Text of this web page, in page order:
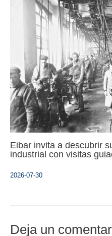
Eibar invita a descubrir
industrial con visitas
2026-07-30
Deja un